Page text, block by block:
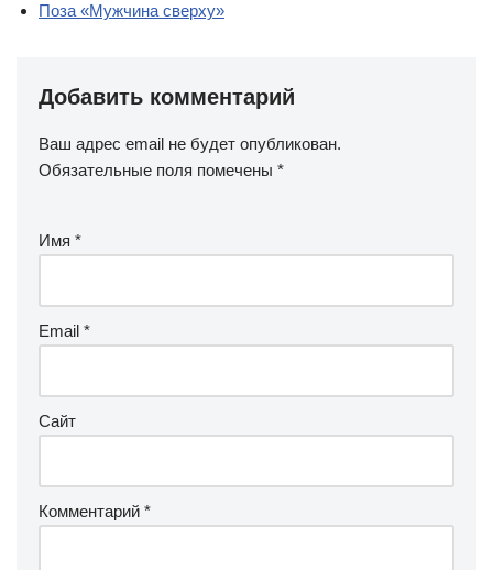
Поза «Мужчина сверху»
Добавить комментарий
Ваш адрес email не будет опубликован.
Обязательные поля помечены *
Имя *
Email *
Сайт
Комментарий *